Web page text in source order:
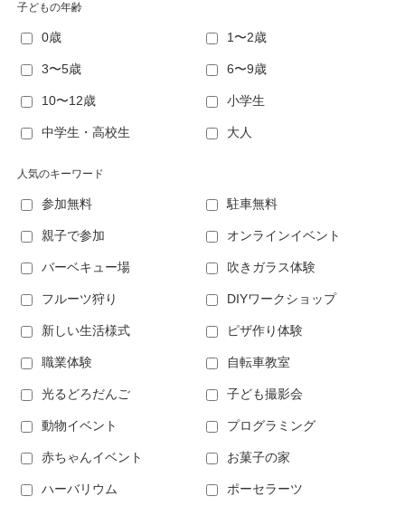
子どもの年齢
0歳 1〜2歳
3〜5歳 6〜9歳
10〜12歳 小学生
中学生・高校生 大人
人気のキーワード
参加無料 駐車無料
親子で参加 オンラインイベント
バーベキュー場 吹きガラス体験
フルーツ狩り DIYワークショップ
新しい生活様式 ピザ作り体験
職業体験 自転車教室
光るどろだんご 子ども撮影会
動物イベント プログラミング
赤ちゃんイベント お菓子の家
ハーバリウム ポーセラーツ